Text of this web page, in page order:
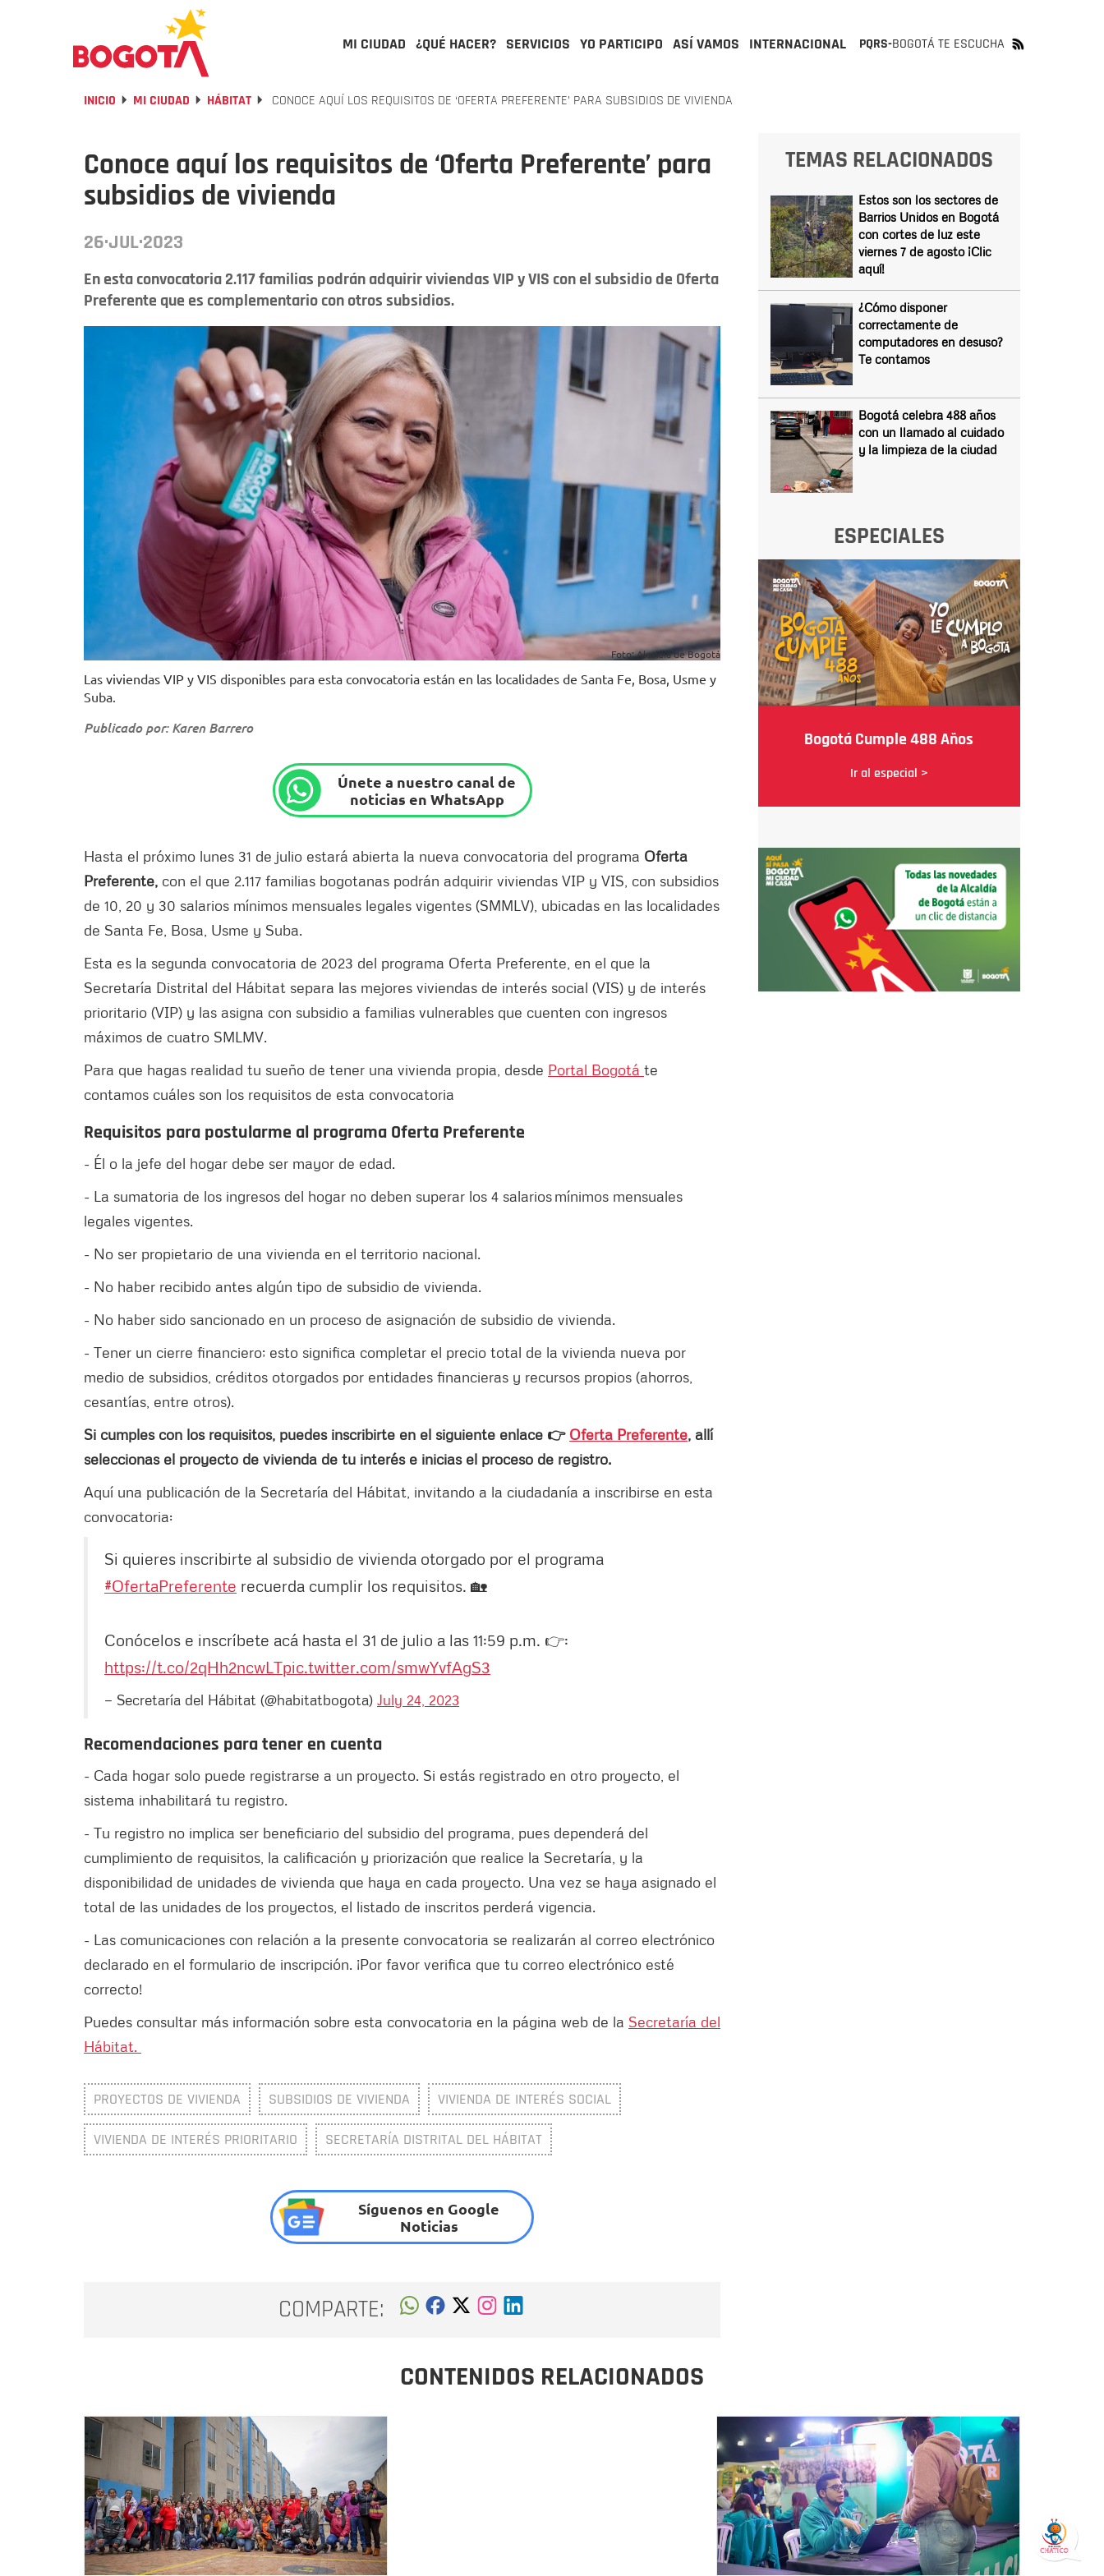
MI CIUDAD ¿QUÉ HACER? SERVICIOS YO PARTICIPO ASÍ VAMOS INTERNACIONAL PQRS-BOGOTÁ TE ESCUCHA
INICIO MI CIUDAD HÁBITAT CONOCE AQUÍ LOS REQUISITOS DE ‘OFERTA PREFERENTE’ PARA SUBSIDIOS DE VIVIENDA
Conoce aquí los requisitos de ‘Oferta Preferente’ para
subsidios de vivienda
26·JUL·2023
En esta convocatoria 2.117 familias podrán adquirir viviendas VIP y VIS con el subsidio de Oferta
Preferente que es complementario con otros subsidios.
Foto: Alcaldía de Bogotá
Las viviendas VIP y VIS disponibles para esta convocatoria están en las localidades de Santa Fe, Bosa, Usme y
Suba.
Publicado por: Karen Barrero
Únete a nuestro canal de
noticias en WhatsApp
Hasta el próximo lunes 31 de julio estará abierta la nueva convocatoria del programa Oferta
Preferente, con el que 2.117 familias bogotanas podrán adquirir viviendas VIP y VIS, con subsidios
de 10, 20 y 30 salarios mínimos mensuales legales vigentes (SMMLV), ubicadas en las localidades
de Santa Fe, Bosa, Usme y Suba.
Esta es la segunda convocatoria de 2023 del programa Oferta Preferente, en el que la
Secretaría Distrital del Hábitat separa las mejores viviendas de interés social (VIS) y de interés
prioritario (VIP) y las asigna con subsidio a familias vulnerables que cuenten con ingresos
máximos de cuatro SMLMV.
Para que hagas realidad tu sueño de tener una vivienda propia, desde Portal Bogotá te
contamos cuáles son los requisitos de esta convocatoria
Requisitos para postularme al programa Oferta Preferente
- Él o la jefe del hogar debe ser mayor de edad.
- La sumatoria de los ingresos del hogar no deben superar los 4 salarios mínimos mensuales
legales vigentes.
- No ser propietario de una vivienda en el territorio nacional.
- No haber recibido antes algún tipo de subsidio de vivienda.
- No haber sido sancionado en un proceso de asignación de subsidio de vivienda.
- Tener un cierre financiero; esto significa completar el precio total de la vivienda nueva por
medio de subsidios, créditos otorgados por entidades financieras y recursos propios (ahorros,
cesantías, entre otros).
Si cumples con los requisitos, puedes inscribirte en el siguiente enlace 👉 Oferta Preferente, allí
seleccionas el proyecto de vivienda de tu interés e inicias el proceso de registro.
Aquí una publicación de la Secretaría del Hábitat, invitando a la ciudadanía a inscribirse en esta
convocatoria:
Si quieres inscribirte al subsidio de vivienda otorgado por el programa
#OfertaPreferente recuerda cumplir los requisitos. 🏡
Conócelos e inscríbete acá hasta el 31 de julio a las 11:59 p.m. 👉:
https://t.co/2qHh2ncwLTpic.twitter.com/smwYvfAgS3
— Secretaría del Hábitat (@habitatbogota) July 24, 2023
Recomendaciones para tener en cuenta
- Cada hogar solo puede registrarse a un proyecto. Si estás registrado en otro proyecto, el
sistema inhabilitará tu registro.
- Tu registro no implica ser beneficiario del subsidio del programa, pues dependerá del
cumplimiento de requisitos, la calificación y priorización que realice la Secretaría, y la
disponibilidad de unidades de vivienda que haya en cada proyecto. Una vez se haya asignado el
total de las unidades de los proyectos, el listado de inscritos perderá vigencia.
- Las comunicaciones con relación a la presente convocatoria se realizarán al correo electrónico
declarado en el formulario de inscripción. ¡Por favor verifica que tu correo electrónico esté
correcto!
Puedes consultar más información sobre esta convocatoria en la página web de la Secretaría del
Hábitat.
PROYECTOS DE VIVIENDA SUBSIDIOS DE VIVIENDA VIVIENDA DE INTERÉS SOCIAL
VIVIENDA DE INTERÉS PRIORITARIO SECRETARÍA DISTRITAL DEL HÁBITAT
Síguenos en Google
Noticias
COMPARTE:
TEMAS RELACIONADOS
Estos son los sectores de
Barrios Unidos en Bogotá
con cortes de luz este
viernes 7 de agosto ¡Clic
aquí!
¿Cómo disponer
correctamente de
computadores en desuso?
Te contamos
Bogotá celebra 488 años
con un llamado al cuidado
y la limpieza de la ciudad
ESPECIALES
Bogotá Cumple 488 Años
Ir al especial >
CONTENIDOS RELACIONADOS